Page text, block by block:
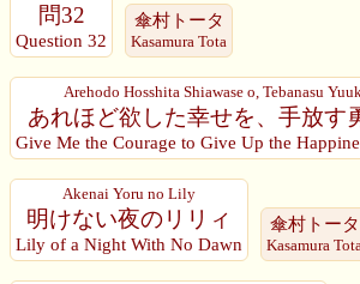
問32
Question 32
傘村トータ
Kasamura Tota
Arehodo Hosshita Shiawase o, Tebanasu
あれほど欲した幸せを、手放す
Give Me the Courage to Give Up the
Akenai Yoru no Lily
明けない夜のリリィ
Lily of a Night With No Dawn
傘村トータ
Kasamura Tota